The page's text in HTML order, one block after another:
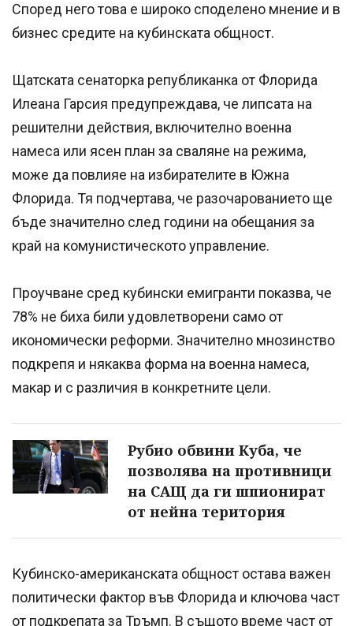
Според него това е широко споделено мнение и в
бизнес средите на кубинската общност.
Щатската сенаторка републиканка от Флорида
Илеана Гарсия предупреждава, че липсата на
решителни действия, включително военна
намеса или ясен план за сваляне на режима,
може да повлияе на избирателите в Южна
Флорида. Тя подчертава, че разочарованието ще
бъде значително след години на обещания за
край на комунистическото управление.
Проучване сред кубински емигранти показва, че
78% не биха били удовлетворени само от
икономически реформи. Значително мнозинство
подкрепя и някаква форма на военна намеса,
макар и с различия в конкретните цели.
Рубио обвини Куба, че
позволява на противници
на САЩ да ги шпионират
от нейна територия
Кубинско-американската общност остава важен
политически фактор във Флорида и ключова част
от подкрепата за Тръмп. В същото време част от